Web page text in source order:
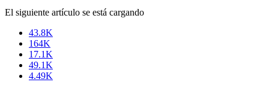
El siguiente artículo se está cargando
43.8K
164K
17.1K
49.1K
4.49K